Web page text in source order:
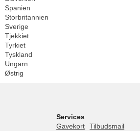
Spanien
Storbritannien
Sverige
Tjekkiet
Tyrkiet
Tyskland
Ungarn
Østrig
Services
Gavekort
Tilbudsmail